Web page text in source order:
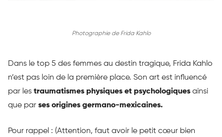
Photographie de Frida Kahlo
Dans le top 5 des femmes au destin tragique, Frida Kahlo
n’est pas loin de la première place. Son art est influencé
par les traumatismes physiques et psychologiques ainsi
que par ses origines germano-mexicaines.
Pour rappel : (Attention, faut avoir le petit cœur bien